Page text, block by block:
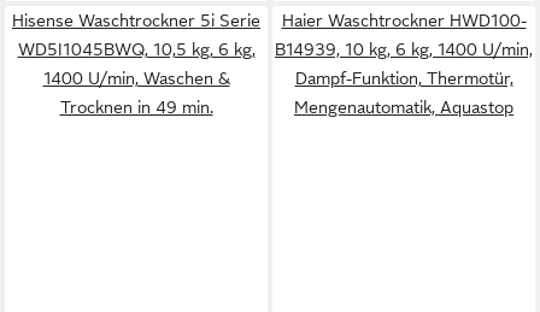
Hisense Waschtrockner 5i Serie
WD5I1045BWQ, 10,5 kg, 6 kg,
1400 U/min, Waschen &
Trocknen in 49 min.
Haier Waschtrockner HWD100-
B14939, 10 kg, 6 kg, 1400 U/min,
Dampf-Funktion, Thermotür,
Mengenautomatik, Aquastop